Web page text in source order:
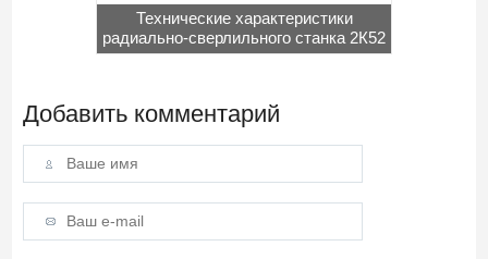
Технические характеристики
радиально-сверлильного станка 2К52
Добавить комментарий